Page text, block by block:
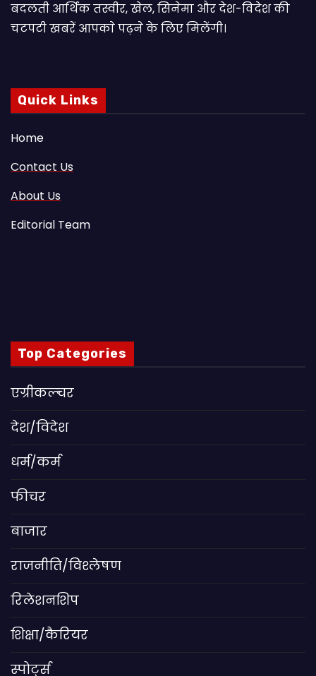
बदलती आर्थिक तस्वीर, खेल, सिनेमा और देश-विदेश की
चटपटी खबरें आपकाे पढ़ने के लिए मिलेंगी।
Quick Links
Home
Contact Us
About Us
Editorial Team
Top Categories
एग्रीकल्चर
देश/विदेश
धर्म/कर्म
फीचर
बाजार
राजनीति/विश्लेषण
रिलेशनशिप
शिक्षा/कैरियर
स्पोर्ट्स